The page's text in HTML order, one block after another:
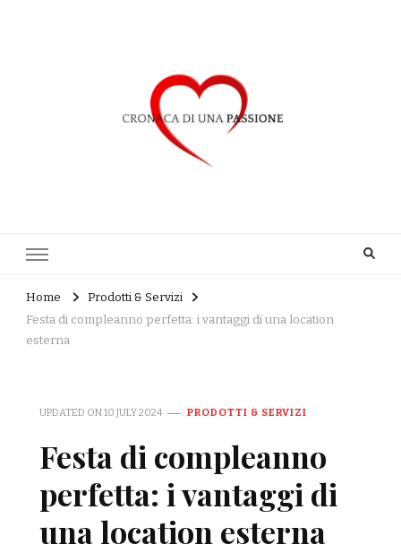
Home
Prodotti & Servizi
Festa di compleanno perfetta: i vantaggi di una location
esterna
UPDATED ON10 JULY 2024 PRODOTTI & SERVIZI
Festa di compleanno
perfetta: i vantaggi di
una location esterna